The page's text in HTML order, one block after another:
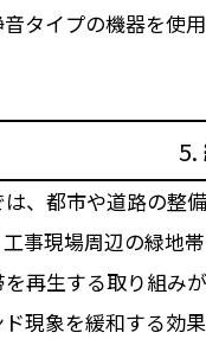
タイプの機器を使
5.
、都市や道路の整
事現場周辺の緑地
再生する取り組み
現象を緩和する効